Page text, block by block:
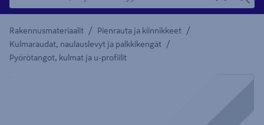
Rakennusmateriaalit / Pienrauta ja kiinnikkeet /
Kulmaraudat, naulauslevyt ja palkkikengät /
Pyörötangot, kulmat ja u-profiilit
Yksityiskohtainen kuvaus löytyy Tuotteen kuvaus -